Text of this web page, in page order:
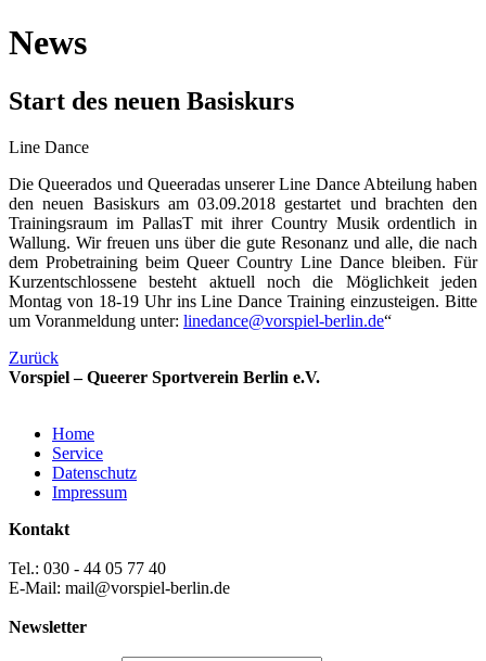
News
Start des neuen Basiskurs
Line Dance
Die Queerados und Queeradas unserer Line Dance Abteilung haben
den neuen Basiskurs am 03.09.2018 gestartet und brachten den
Trainingsraum im PallasT mit ihrer Country Musik ordentlich in
Wallung. Wir freuen uns über die gute Resonanz und alle, die nach
dem Probetraining beim Queer Country Line Dance bleiben. Für
Kurzentschlossene besteht aktuell noch die Möglichkeit jeden
Montag von 18-19 Uhr ins Line Dance Training einzusteigen. Bitte
um Voranmeldung unter: linedance@vorspiel-berlin.de“
Zurück
Vorspiel – Queerer Sportverein Berlin e.V.
Home
Service
Datenschutz
Impressum
Kontakt
Tel.: 030 - 44 05 77 40
E-Mail: mail@vorspiel-berlin.de
Newsletter